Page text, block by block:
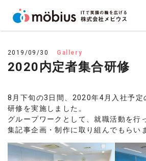
2019/09/30 Gallery
2020内定者集合研修
8月下旬の3日間、2020年4月入社予定
研修を実施しました。
グループワークとして、就職活動を行
集記事企画・制作に取り組んでもらい